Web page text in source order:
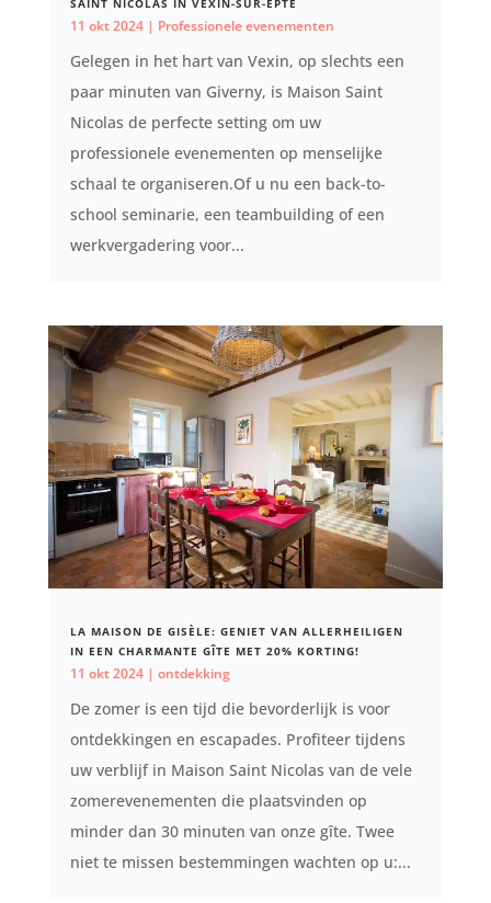
11 okt 2024| Professionele evenementen
Gelegen in het hart van Vexin, op slechts een
paar minuten van Giverny, is Maison Saint
Nicolas de perfecte setting om uw
professionele evenementen op menselijke
schaal te organiseren.Of u nu een back-to-
school seminarie, een teambuilding of een
werkvergadering voor...
LA MAISON DE GISÈLE: GENIET VAN ALLERHEILIGEN
IN EEN CHARMANTE GÎTE MET 20% KORTING!
11 okt 2024| ontdekking
De zomer is een tijd die bevorderlijk is voor
ontdekkingen en escapades. Profiteer tijdens
uw verblijf in Maison Saint Nicolas van de vele
zomerevenementen die plaatsvinden op
minder dan 30 minuten van onze gîte. Twee
niet te missen bestemmingen wachten op u:...